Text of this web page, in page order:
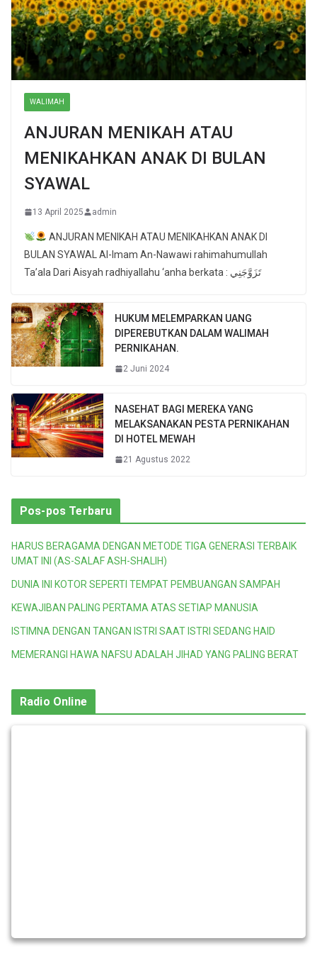
WALIMAH
ANJURAN MENIKAH ATAU
MENIKAHKAN ANAK DI BULAN
SYAWAL
13 April 2025 admin
ANJURAN MENIKAH ATAU MENIKAHKAN ANAK DI
BULAN SYAWAL Al-Imam An-Nawawi rahimahumullah
Ta’ala Dari Aisyah radhiyallahu ‘anha berkata : تَزَوَّجَنِي
HUKUM MELEMPARKAN UANG
DIPEREBUTKAN DALAM WALIMAH
PERNIKAHAN.
2 Juni 2024
NASEHAT BAGI MEREKA YANG
MELAKSANAKAN PESTA PERNIKAHAN
DI HOTEL MEWAH
21 Agustus 2022
Pos-pos Terbaru
HARUS BERAGAMA DENGAN METODE TIGA GENERASI TERBAIK
UMAT INI (AS-SALAF ASH-SHALIH)
DUNIA INI KOTOR SEPERTI TEMPAT PEMBUANGAN SAMPAH
KEWAJIBAN PALING PERTAMA ATAS SETIAP MANUSIA
ISTIMNA DENGAN TANGAN ISTRI SAAT ISTRI SEDANG HAID
MEMERANGI HAWA NAFSU ADALAH JIHAD YANG PALING BERAT
Radio Online